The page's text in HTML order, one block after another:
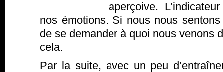
aperçoive.
nos émotions. Si nous nous
de se demander à quoi nous venons
cela.
Par la suite, avec un peu